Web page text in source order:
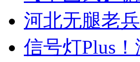
河北无腿老
信号灯Plus